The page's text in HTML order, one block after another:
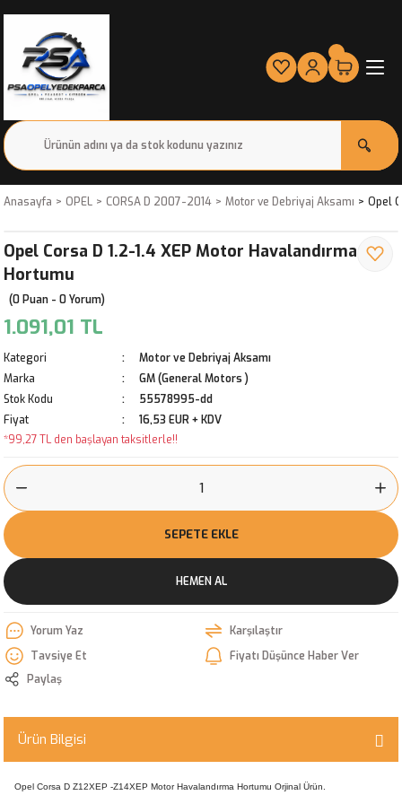
Anasayfa OPEL CORSA D 2007-2014 Motor ve Debriyaj Aksamı Opel
Opel Corsa D 1.2-1.4 XEP Motor Havalandırma
Hortumu
(0 Puan - 0 Yorum)
1.091,01 TL
Kategori
Motor ve Debriyaj Aksamı
Marka
GM (General Motors )
Stok Kodu
55578995-dd
Fiyat
16,53 EUR + KDV
*99,27 TL den başlayan taksitlerle!!
SEPETE EKLE
HEMEN AL
Yorum Yaz
Karşılaştır
Tavsiye Et
Fiyatı Düşünce Haber Ver
Paylaş
Ürün Bilgisi
Opel Corsa D Z12XEP -Z14XEP Motor Havalandırma Hortumu Orjinal Ürün.